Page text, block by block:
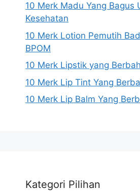
10 Merk Madu Yang Bagus
Kesehatan
10 Merk Lotion Pemutih
BPOM
10 Merk Lipstik yang
10 Merk Lip Tint Yang
10 Merk Lip Balm Yang
Kategori Pilihan